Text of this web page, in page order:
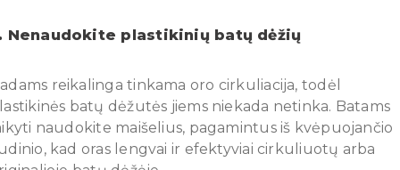
Nenaudokite plastikinių batų dėžių
reikalinga tinkama oro cirkuliacija, todėl
batų dėžutės jiems niekada netinka. Batams
naudokite maišelius, pagamintus iš kvėpuojančio
kad oras lengvai ir efektyviai cirkuliuotų arba